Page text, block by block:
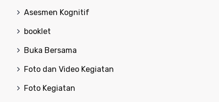
Asesmen Kognitif
booklet
Buka Bersama
Foto dan Video Kegiatan
Foto Kegiatan